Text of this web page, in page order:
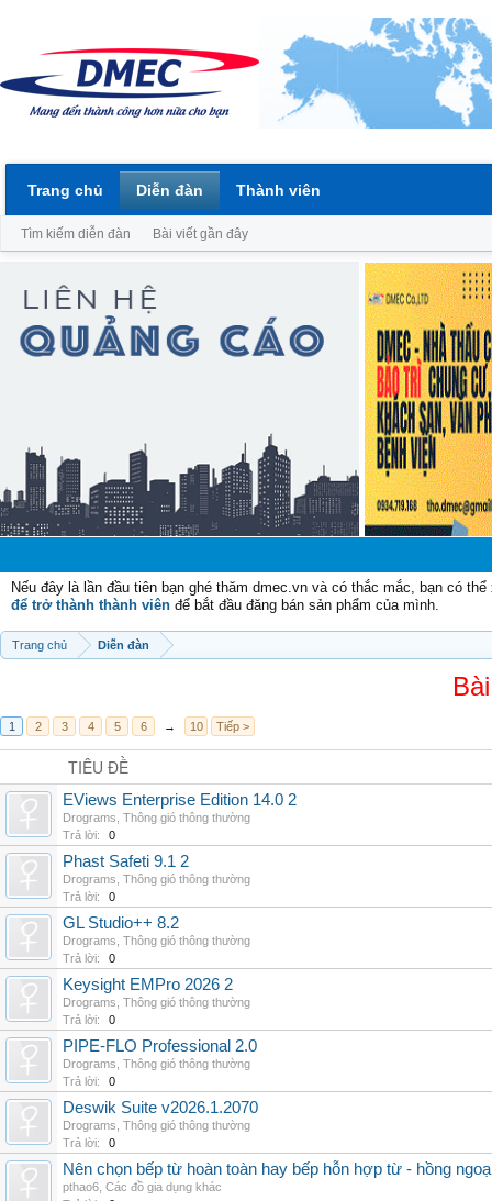
Nếu đây là lần đầu tiên bạn ghé thăm dmec.vn và có thắc mắc, bạn có
để trở thành thành viên để bắt đầu đăng bán sản phẩm của mình.
Trang chủ Diễn đàn
1 2 3 4 5 6 → 10 Tiếp >
TIÊU ĐỀ
EViews Enterprise Edition 14.0 2
Drograms Thông gió thông thường
Trả lời:
0
Phast Safeti 9.1 2
Drograms Thông gió thông thường
Trả lời:
0
GL Studio++ 8.2
Drograms Thông gió thông thường
Trả lời:
0
Keysight EMPro 2026 2
Drograms Thông gió thông thường
Trả lời:
0
PIPE-FLO Professional 2.0
Drograms Thông gió thông thường
Trả lời:
0
Deswik Suite v2026.1.2070
Drograms Thông gió thông thường
Trả lời:
0
Nên chọn bếp từ hoàn toàn hay bếp hỗn hợp từ - hồng
pthao6 Các đồ gia dụng khác
Trang chủ Diễn đàn
Tìm kiếm diễn đàn Bài viết gần đây
Thành viên